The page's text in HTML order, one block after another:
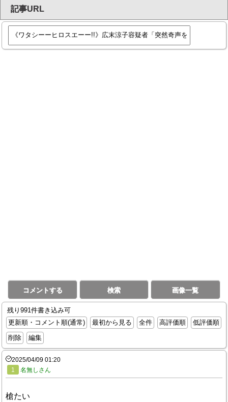
記事URL
コメントする 検索 画像一覧
残り991件書き込み可
更新順・コメント順(通常)
最初から見る 全件 高評価順
低評価順
削除
編集
2025/04/09 01:20
1
名無しさん
槍たい